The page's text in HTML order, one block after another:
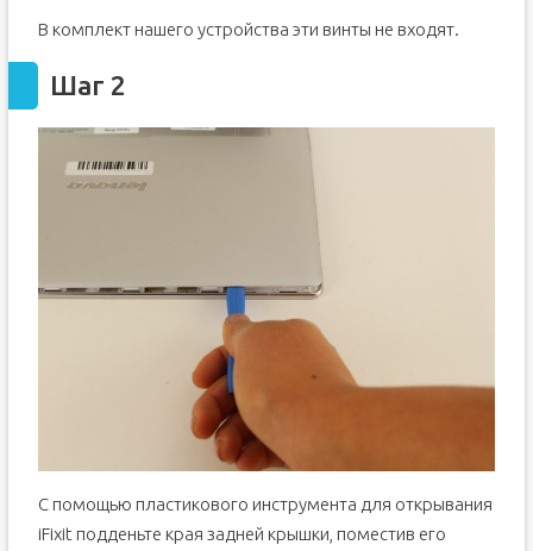
В комплект нашего устройства эти винты не входят.
Шаг 2
С помощью пластикового инструмента для открывания
iFixit подденьте края задней крышки, поместив его